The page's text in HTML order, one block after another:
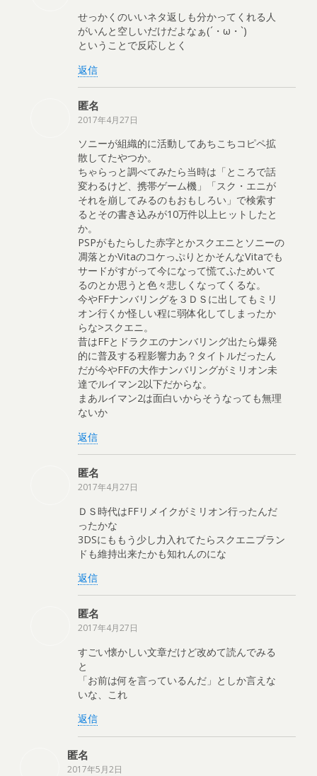
せっかくのいいネタ返しも分かってくれる人
がいんと空しいだけだよなぁ(´・ω・`)
ということで反応しとく
返信
匿名
2017年4月27日
ソニーが組織的に活動してあちこちコピペ拡
散してたやつか。
ちゃらっと調べてみたら当時は「ところで話
変わるけど、携帯ゲーム機」「スク・エニが
それを崩してみるのもおもしろい」で検索す
るとその書き込みが10万件以上ヒットしたと
か。
PSPがもたらした赤字とかスクエニとソニーの
凋落とかVitaのコケっぷりとかそんなVitaでも
サードがすがって今になって慌てふためいて
るのとか思うと色々悲しくなってくるな。
今やFFナンバリングを３ＤＳに出してもミリ
オン行くか怪しい程に弱体化してしまったか
らな>スクエニ。
昔はFFとドラクエのナンバリング出たら爆発
的に普及する程影響力あ？タイトルだったん
だが今やFFの大作ナンバリングがミリオン未
達でルイマン2以下だからな。
まあルイマン2は面白いからそうなっても無理
ないか
返信
匿名
2017年4月27日
ＤＳ時代はFFリメイクがミリオン行ったんだ
ったかな
3DSにももう少し力入れてたらスクエニブラン
ドも維持出来たかも知れんのにな
返信
匿名
2017年4月27日
すごい懐かしい文章だけど改めて読んでみる
と
「お前は何を言っているんだ」としか言えな
いな、これ
返信
匿名
2017年5月2日